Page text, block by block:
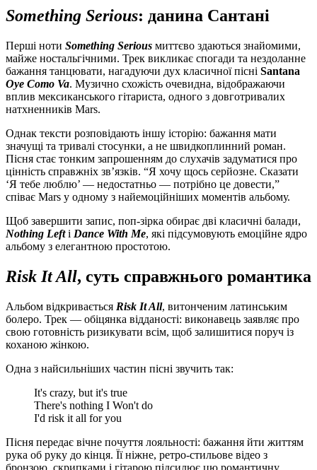
Something Serious: данина Сантані
Перші ноти Something Serious миттєво здаються знайомими,
майже ностальгічними. Трек викликає спогади та нездоланне
бажання танцювати, нагадуючи дух класичної пісні Santana
Oye Como Va. Музично схожість очевидна, відображаючи
вплив мексиканського гітариста, одного з довготривалих
натхненників Mars.
Однак тексти розповідають іншу історію: бажання мати
значущі та тривалі стосунки, а не швидкоплинний роман.
Пісня стає тонким запрошенням до слухачів задуматися про
цінність справжніх зв’язків. “Я хочу щось серйозне. Сказати
‘Я тебе люблю’ — недостатньо — потрібно це довести,”
співає Mars у одному з найемоційніших моментів альбому.
Щоб завершити запис, поп-зірка обирає дві класичні балади,
Nothing Leftі Dance With Me, які підсумовують емоційне ядро
альбому з елегантною простотою.
Risk It All, суть справжнього романтика
Альбом відкривається Risk It All, витонченим латинським
болеро. Трек — обіцянка відданості: виконавець заявляє про
свою готовність ризикувати всім, щоб залишитися поруч із
коханою жінкою.
Одна з найсильніших частин пісні звучить так:
It's crazy, but it's true
There's nothing I Won't do
I'd risk it all for you
Пісня передає вічне почуття лояльності: бажання йти життям
рука об руку до кінця. Її ніжне, ретро-стильове відео з
бронзою, скрипками і гітарою підсилює цю романтичну